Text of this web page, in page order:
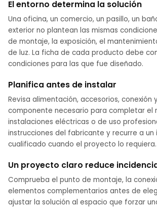
El entorno determina la solución
Una oficina, un comercio, un pasillo, un
exterior no plantean las mismas
de montaje, la exposición, el
de luz. La ficha de cada producto debe
condiciones para las que fue diseñado.
Planifica antes de instalar
Revisa alimentación, accesorios, conexión
componente necesario para completar el
instalaciones eléctricas o de uso
instrucciones del fabricante y recurre a un
cualificado cuando el proyecto lo requiera.
Un proyecto claro reduce
Comprueba el punto de montaje, la
elementos complementarios antes de
ajustar la solución al espacio que forzar